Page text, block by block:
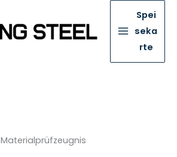
Spei
seka
rte
Materialprüfzeugnis